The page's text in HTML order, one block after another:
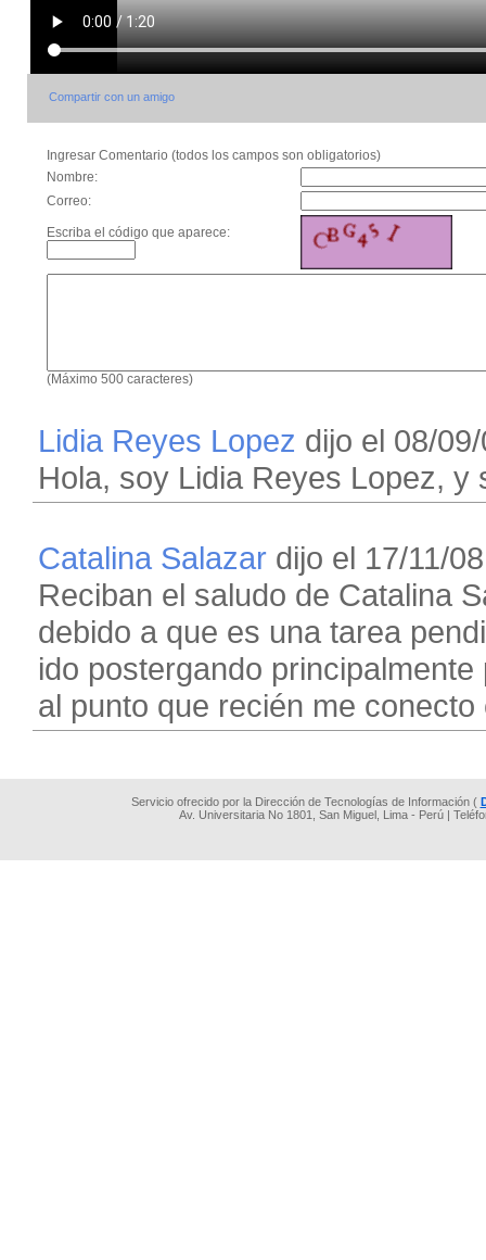
Compartir con un amigo
Ingresar Comentario (todos los campos son obligatorios)
Nombre:
Correo:
Escriba el código que aparece:
(Máximo 500 caracteres)
Lidia Reyes Lopez dijo el 08/
Hola, soy Lidia Reyes Lopez, y
Catalina Salazar dijo el 17/11/
Reciban el saludo de Catalina
debido a que es una tarea
ido postergando
al punto que recién me
Servicio ofrecido por la Dirección de Tecnologías de Información (
Av. Universitaria No 1801, San Miguel, Lima - Perú |